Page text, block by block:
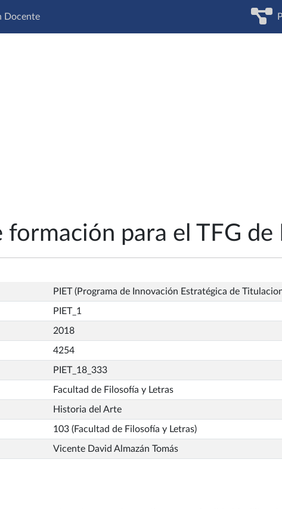
Docente
formación para el TFG
PIET (Programa de Innovación Estratégica de
PIET_1
2018
4254
PIET_18_333
Facultad de Filosofía y Letras
Historia del Arte
103 (Facultad de Filosofía y Letras)
Vicente David Almazán Tomás